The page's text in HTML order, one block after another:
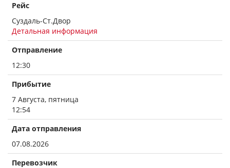
Рейс
Суздаль-Ст.Двор
Детальная информация
Отправление
12:30
Прибытие
7 Августа, пятница
12:54
Дата отправления
07.08.2026
Перевозчик